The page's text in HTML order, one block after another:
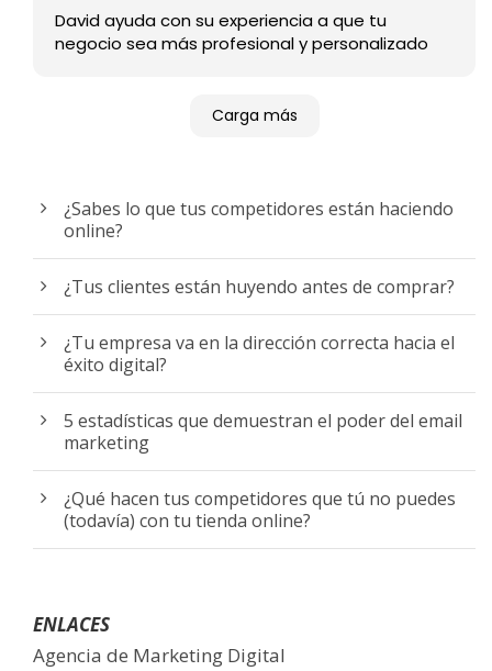
David ayuda con su experiencia a que tu
negocio sea más profesional y personalizado
Carga más
¿Sabes lo que tus competidores están haciendo
online?
¿Tus clientes están huyendo antes de comprar?
¿Tu empresa va en la dirección correcta hacia el
éxito digital?
5 estadísticas que demuestran el poder del email
marketing
¿Qué hacen tus competidores que tú no puedes
(todavía) con tu tienda online?
ENLACES
Agencia de Marketing Digital